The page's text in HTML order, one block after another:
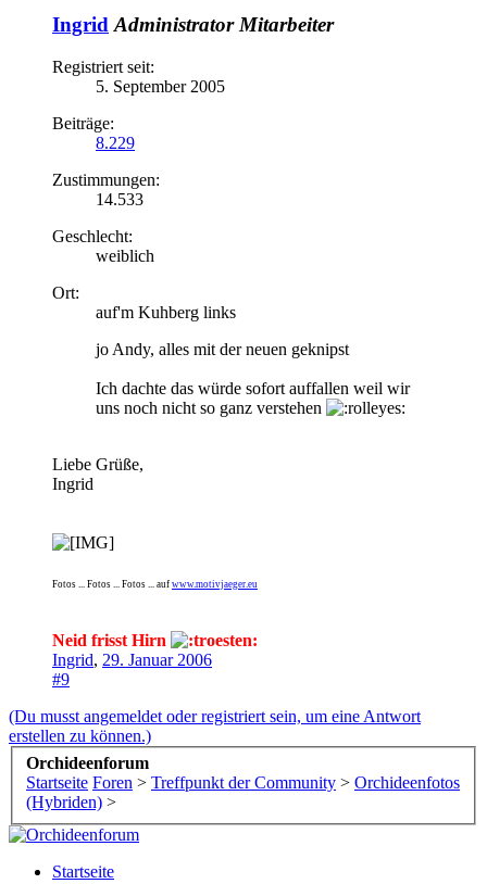
Ingrid Administrator Mitarbeiter
Registriert seit:
5. September 2005
Beiträge:
8.229
Zustimmungen:
14.533
Geschlecht:
weiblich
Ort:
auf'm Kuhberg links
jo Andy, alles mit der neuen geknipst
Ich dachte das würde sofort auffallen weil wir
uns noch nicht so ganz verstehen
Liebe Grüße,
Ingrid
Fotos ... Fotos ... Fotos ... auf www.motivjaeger.eu
Neid frisst Hirn
Ingrid, 29. Januar 2006
#9
(Du musst angemeldet oder registriert sein, um eine Antwort
erstellen zu können.)
Orchideenforum
Startseite Foren > Treffpunkt der Community > Orchideenfotos
(Hybriden) >
Startseite